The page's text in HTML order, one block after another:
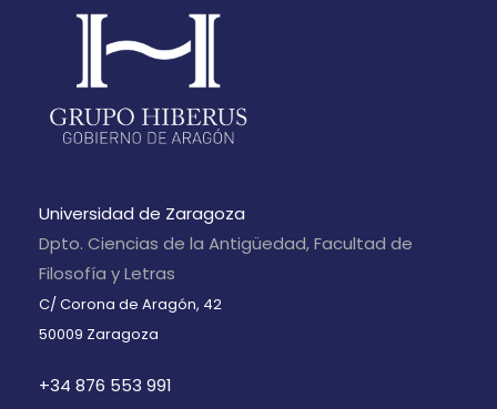
e
d
a
y
v
i
s
d
E
v
e
n
e
v
e
n
t
Universidad de Zaragoza
Dpto. Ciencias de la Antigüedad, Facultad de
Filosofía y Letras
C/ Corona de Aragón, 42
50009 Zaragoza
+34 876 553 991